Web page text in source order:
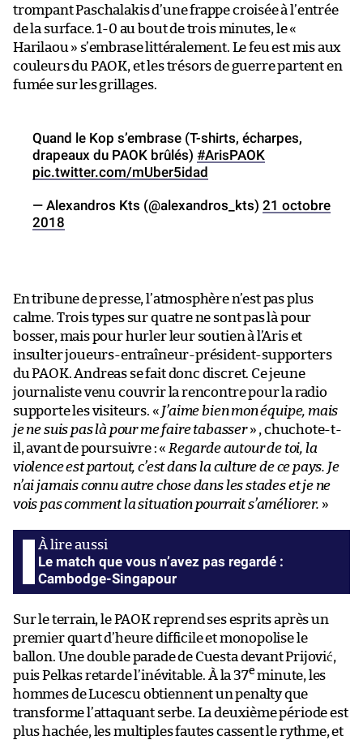
trompant Paschalakis d’une frappe croisée à l’entrée
de la surface. 1-0 au bout de trois minutes, le «
Harilaou » s’embrase littéralement. Le feu est mis aux
couleurs du PAOK, et les trésors de guerre partent en
fumée sur les grillages.
Quand le Kop s’embrase (T-shirts, écharpes,
drapeaux du PAOK brûlés) #ArisPAOK
pic.twitter.com/mUber5idad
— Alexandros Kts (@alexandros_kts) 21 octobre
2018
En tribune de presse, l’atmosphère n’est pas plus
calme. Trois types sur quatre ne sont pas là pour
bosser, mais pour hurler leur soutien à l’Aris et
insulter joueurs-entraîneur-président-supporters
du PAOK. Andreas se fait donc discret. Ce jeune
journaliste venu couvrir la rencontre pour la radio
supporte les visiteurs. « J’aime bien mon équipe, mais
je ne suis pas là pour me faire tabasser» , chuchote-t-
il, avant de poursuivre : « Regarde autour de toi, la
violence est partout, c’est dans la culture de ce pays. Je
n’ai jamais connu autre chose dans les stades et je ne
vois pas comment la situation pourrait s’améliorer. »
Le match que vous n’avez pas regardé :
Cambodge-Singapour
Sur le terrain, le PAOK reprend ses esprits après un
premier quart d’heure difficile et monopolise le
ballon. Une double parade de Cuesta devant Prijović,
puis Pelkas retarde l’inévitable. À la 37e minute, les
hommes de Lucescu obtiennent un penalty que
transforme l’attaquant serbe. La deuxième période est
plus hachée, les multiples fautes cassent le rythme, et